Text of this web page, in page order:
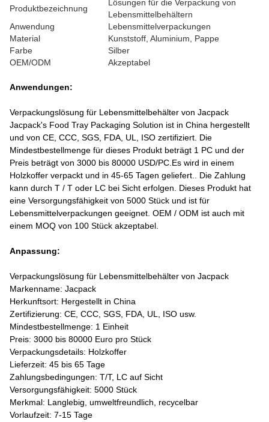
Produktbezeichnung
Lösungen für die Verpackung von
Lebensmittelbehältern
Anwendung
Lebensmittelverpackungen
Material
Kunststoff, Aluminium, Pappe
Farbe
Silber
OEM/ODM
Akzeptabel
Anwendungen:
Verpackungslösung für Lebensmittelbehälter von Jacpack
Jacpack's Food Tray Packaging Solution ist in China hergestellt
und von CE, CCC, SGS, FDA, UL, ISO zertifiziert. Die
Mindestbestellmenge für dieses Produkt beträgt 1 PC und der
Preis beträgt von 3000 bis 80000 USD/PC.Es wird in einem
Holzkoffer verpackt und in 45-65 Tagen geliefert.. Die Zahlung
kann durch T / T oder LC bei Sicht erfolgen. Dieses Produkt hat
eine Versorgungsfähigkeit von 5000 Stück und ist für
Lebensmittelverpackungen geeignet. OEM / ODM ist auch mit
einem MOQ von 100 Stück akzeptabel.
Anpassung:
Verpackungslösung für Lebensmittelbehälter von Jacpack
Markenname: Jacpack
Herkunftsort: Hergestellt in China
Zertifizierung: CE, CCC, SGS, FDA, UL, ISO usw.
Mindestbestellmenge: 1 Einheit
Preis: 3000 bis 80000 Euro pro Stück
Verpackungsdetails: Holzkoffer
Lieferzeit: 45 bis 65 Tage
Zahlungsbedingungen: T/T, LC auf Sicht
Versorgungsfähigkeit: 5000 Stück
Merkmal: Langlebig, umweltfreundlich, recycelbar
Vorlaufzeit: 7-15 Tage